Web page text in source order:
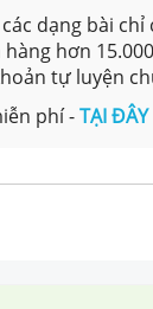
dạng bài
hơn
tự luyện
phí -TẠI ĐÂY